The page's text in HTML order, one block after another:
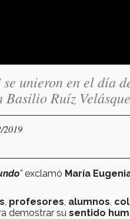
unieron en el día
Ruíz
2019
”exclamó María
, profesores, alumnos,
demostrar su sentido